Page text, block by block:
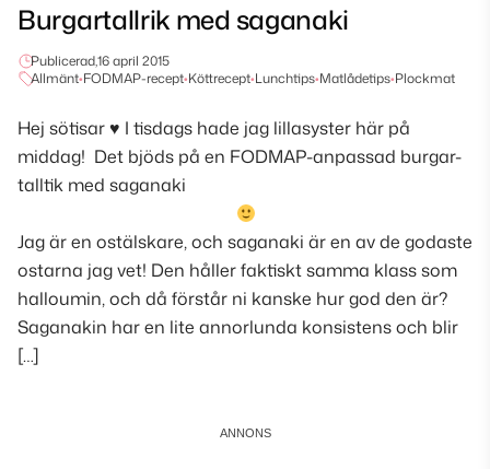
Burgartallrik med saganaki
Publicerad,16 april 2015
Allmänt•FODMAP-recept•Köttrecept•Lunchtips•Matlådetips•Plockmat
Hej sötisar♥ I tisdags hade jag lillasyster här på
middag! Det bjöds på en FODMAP-anpassad burgar-
talltik med saganaki
Jag är en ostälskare, och saganaki är en av de godaste
ostarna jag vet! Den håller faktiskt samma klass som
halloumin, och då förstår ni kanske hur god den är?
Saganakin har en lite annorlunda konsistens och blir
[…]